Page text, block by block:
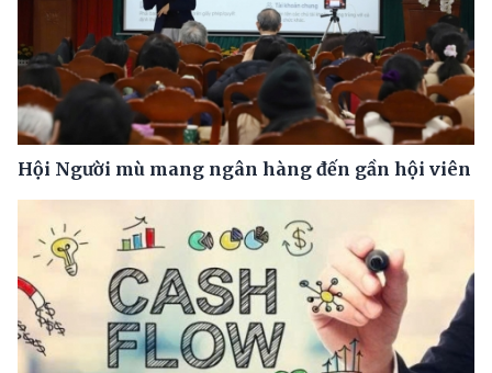
Hội Người mù mang ngân hàng đến gần hội viên